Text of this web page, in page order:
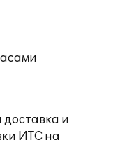
доставка и
ИТС на